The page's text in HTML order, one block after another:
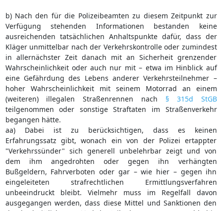
b) Nach den für die Polizeibeamten zu diesem Zeitpunkt zur
Verfügung stehenden Informationen bestanden keine
ausreichenden tatsächlichen Anhaltspunkte dafür, dass der
Kläger unmittelbar nach der Verkehrskontrolle oder zumindest
in allernächster Zeit danach mit an Sicherheit grenzender
Wahrscheinlichkeit oder auch nur mit – etwa im Hinblick auf
eine Gefährdung des Lebens anderer Verkehrsteilnehmer –
hoher Wahrscheinlichkeit mit seinem Motorrad an einem
(weiteren) illegalen Straßenrennen nach § 315d StGB
teilgenommen oder sonstige Straftaten im Straßenverkehr
begangen hätte.
aa) Dabei ist zu berücksichtigen, dass es keinen
Erfahrungssatz gibt, wonach ein von der Polizei ertappter
"Verkehrssünder" sich generell unbelehrbar zeigt und von
dem ihm angedrohten oder gegen ihn verhängten
Bußgeldern, Fahrverboten oder gar – wie hier – gegen ihn
eingeleiteten strafrechtlichen Ermittlungsverfahren
unbeeindruckt bleibt. Vielmehr muss im Regelfall davon
ausgegangen werden, dass diese Mittel und Sanktionen den